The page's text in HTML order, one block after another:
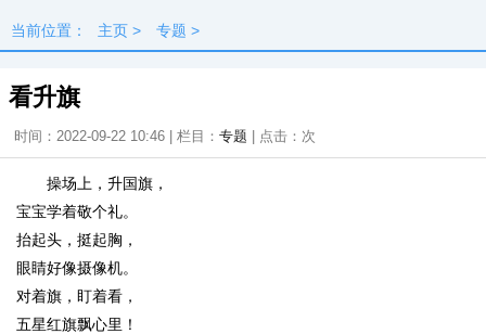
当前位置： 主页 > 专题 >
看升旗
时间：2022-09-22 10:46 | 栏目： 专题 | 点击： 次
操场上，升国旗，
宝宝学着敬个礼。
抬起头，挺起胸，
眼睛好像摄像机。
对着旗，盯着看，
五星红旗飘心里！